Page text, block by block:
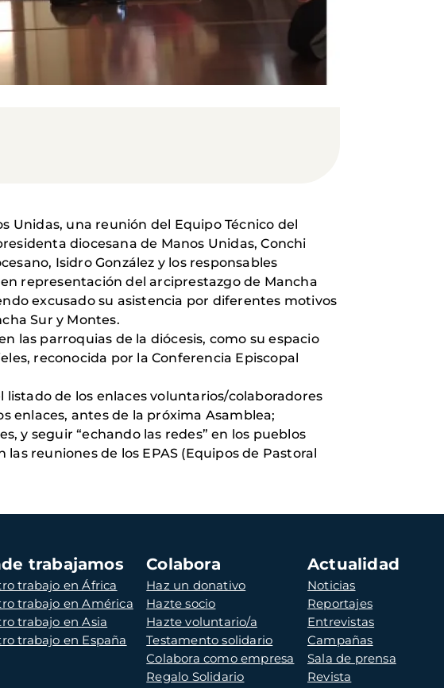
Unidas, una reunión del Equipo Técnico del
diocesana de Manos Unidas, Conchi
Isidro González y los responsables
representación del arciprestazgo de Mancha
excusado su asistencia por diferentes motivos
Sur y Montes.
las parroquias de la diócesis, como su espacio
reconocida por la Conferencia Episcopal
de los enlaces voluntarios/colaboradores
enlaces, antes de la próxima Asamblea;
y seguir “echando las redes” en los pueblos
reuniones de los EPAS (Equipos de Pastoral
trabajamos
trabajo en África
trabajo en América
trabajo en Asia
trabajo en España
Colabora
Haz un donativo
Hazte socio
Hazte voluntario/a
Testamento solidario
Colabora como empresa
Regalo Solidario
Actualidad
Noticias
Reportajes
Entrevistas
Campañas
Sala de prensa
Revista